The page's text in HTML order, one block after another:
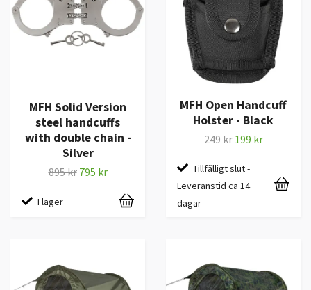
MFH Solid Version
steel handcuffs
with double chain -
Silver
895 kr 795 kr
I lager
MFH Open Handcuff
Holster - Black
249 kr 199 kr
Tillfälligt slut -
Leveranstid ca 14
dagar